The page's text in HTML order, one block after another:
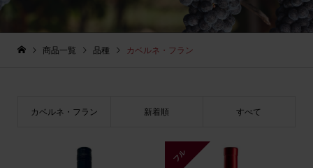
商品一覧 品種 カベルネ・フラン
カベルネ・フラン 新着順 すべて
フル